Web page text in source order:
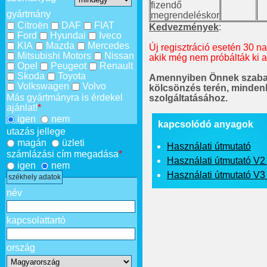
gyártmány
Citroën
DAF
FIAT
Ford
Hyundai
Iveco
KIA
Mazda
Mercedes
Mitsubishi Motors
Nissan
Opel
Peugeot
Renault
Skoda
Toyota
Volkswagen
Volvo
Más gyártmányra is érdekel
ajánlat!*
igen
nem
utazás jellege
magán
üzleti
számlázási cím megadása*
igen
nem
székhely adatok
név
kapcsolattartó
ország
fizendő
megrendeléskor
Kedvezmények:
Új regisztráció esetén 30
akik még nem próbálták ki
Amennyiben Önnek
kölcsönzés terén,
szolgáltatásához.
kapcsolódó anyagok
Használati útmutató
Használati útmutató
Használati útmutató